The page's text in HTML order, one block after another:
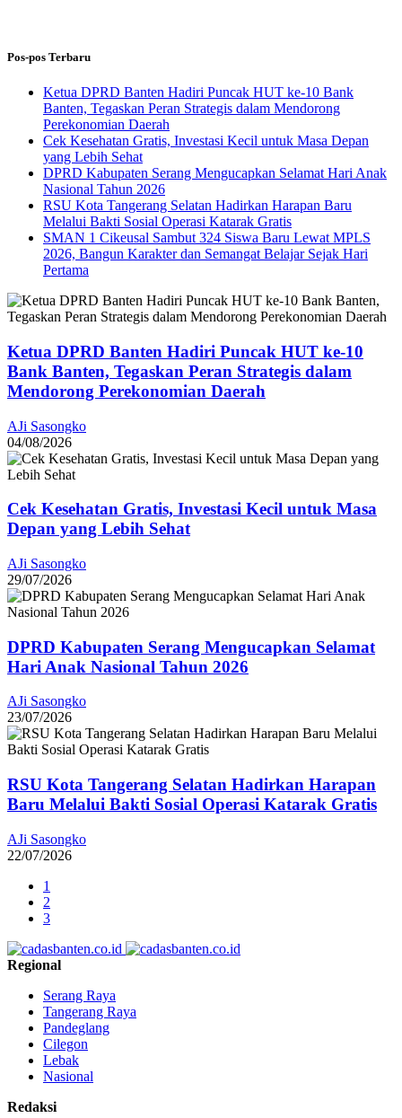
Pos-pos Terbaru
Ketua DPRD Banten Hadiri Puncak HUT ke-10 Bank
Banten, Tegaskan Peran Strategis dalam Mendorong
Perekonomian Daerah
Cek Kesehatan Gratis, Investasi Kecil untuk Masa Depan
yang Lebih Sehat
DPRD Kabupaten Serang Mengucapkan Selamat Hari Anak
Nasional Tahun 2026
RSU Kota Tangerang Selatan Hadirkan Harapan Baru
Melalui Bakti Sosial Operasi Katarak Gratis
SMAN 1 Cikeusal Sambut 324 Siswa Baru Lewat MPLS
2026, Bangun Karakter dan Semangat Belajar Sejak Hari
Pertama
Ketua DPRD Banten Hadiri Puncak HUT ke-10
Bank Banten, Tegaskan Peran Strategis dalam
Mendorong Perekonomian Daerah
AJi Sasongko
04/08/2026
Cek Kesehatan Gratis, Investasi Kecil untuk Masa
Depan yang Lebih Sehat
AJi Sasongko
29/07/2026
DPRD Kabupaten Serang Mengucapkan Selamat
Hari Anak Nasional Tahun 2026
AJi Sasongko
23/07/2026
RSU Kota Tangerang Selatan Hadirkan Harapan
Baru Melalui Bakti Sosial Operasi Katarak Gratis
AJi Sasongko
22/07/2026
1
2
3
Regional
Serang Raya
Tangerang Raya
Pandeglang
Cilegon
Lebak
Nasional
Redaksi